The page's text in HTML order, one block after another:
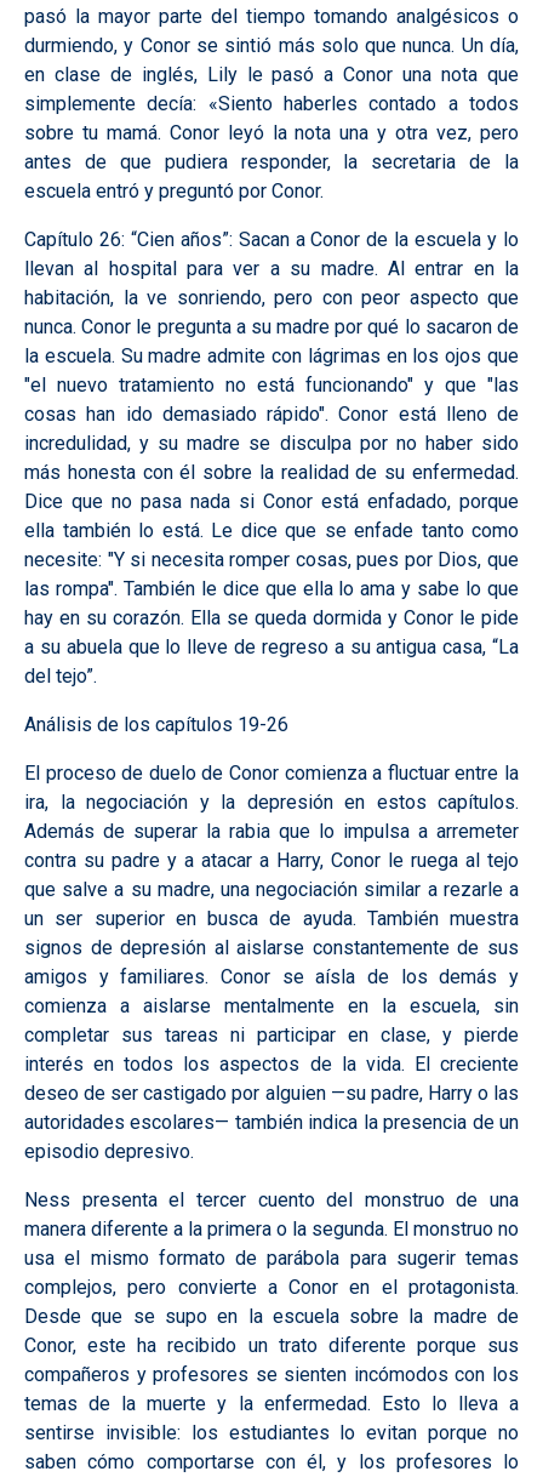
pasó la mayor parte del tiempo tomando analgésicos o
durmiendo, y Conor se sintió más solo que nunca. Un día,
en clase de inglés, Lily le pasó a Conor una nota que
simplemente decía: «Siento haberles contado a todos
sobre tu mamá. Conor leyó la nota una y otra vez, pero
antes de que pudiera responder, la secretaria de la
escuela entró y preguntó por Conor.
Capítulo 26: “Cien años”: Sacan a Conor de la escuela y lo
llevan al hospital para ver a su madre. Al entrar en la
habitación, la ve sonriendo, pero con peor aspecto que
nunca. Conor le pregunta a su madre por qué lo sacaron de
la escuela. Su madre admite con lágrimas en los ojos que
"el nuevo tratamiento no está funcionando" y que "las
cosas han ido demasiado rápido". Conor está lleno de
incredulidad, y su madre se disculpa por no haber sido
más honesta con él sobre la realidad de su enfermedad.
Dice que no pasa nada si Conor está enfadado, porque
ella también lo está. Le dice que se enfade tanto como
necesite: "Y si necesita romper cosas, pues por Dios, que
las rompa". También le dice que ella lo ama y sabe lo que
hay en su corazón. Ella se queda dormida y Conor le pide
a su abuela que lo lleve de regreso a su antigua casa, “La
del tejo”.
Análisis de los capítulos 19-26
El proceso de duelo de Conor comienza a fluctuar entre la
ira, la negociación y la depresión en estos capítulos.
Además de superar la rabia que lo impulsa a arremeter
contra su padre y a atacar a Harry, Conor le ruega al tejo
que salve a su madre, una negociación similar a rezarle a
un ser superior en busca de ayuda. También muestra
signos de depresión al aislarse constantemente de sus
amigos y familiares. Conor se aísla de los demás y
comienza a aislarse mentalmente en la escuela, sin
completar sus tareas ni participar en clase, y pierde
interés en todos los aspectos de la vida. El creciente
deseo de ser castigado por alguien —su padre, Harry o las
autoridades escolares— también indica la presencia de un
episodio depresivo.
Ness presenta el tercer cuento del monstruo de una
manera diferente a la primera o la segunda. El monstruo no
usa el mismo formato de parábola para sugerir temas
complejos, pero convierte a Conor en el protagonista.
Desde que se supo en la escuela sobre la madre de
Conor, este ha recibido un trato diferente porque sus
compañeros y profesores se sienten incómodos con los
temas de la muerte y la enfermedad. Esto lo lleva a
sentirse invisible: los estudiantes lo evitan porque no
saben cómo comportarse con él, y los profesores lo